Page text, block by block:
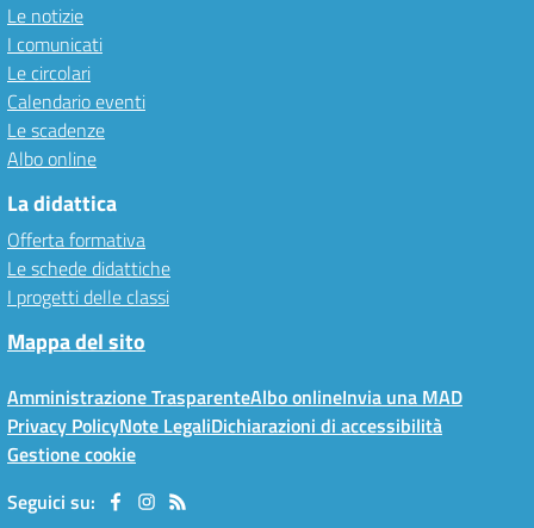
Le notizie
I comunicati
Le circolari
Calendario eventi
Le scadenze
Albo online
La didattica
Offerta formativa
Le schede didattiche
I progetti delle classi
Mappa del sito
Amministrazione TrasparenteAlbo onlineInvia una MAD
Privacy PolicyNote LegaliDichiarazioni di accessibilità
Gestione cookie
Seguici su: